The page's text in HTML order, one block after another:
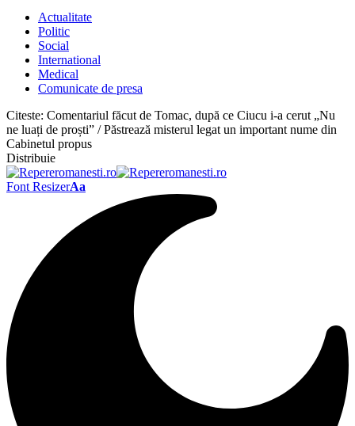
Actualitate
Politic
Social
International
Medical
Comunicate de presa
Citeste: Comentariul făcut de Tomac, după ce Ciucu i-a cerut „Nu
ne luați de proști” / Păstrează misterul legat un important nume din
Cabinetul propus
Distribuie
Font ResizerAa